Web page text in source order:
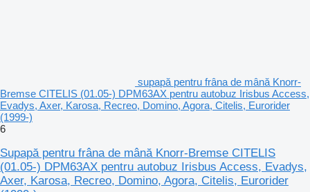
supapă pentru frâna de mână Knorr-
Bremse CITELIS (01.05-) DPM63AX pentru autobuz Irisbus Access,
Evadys, Axer, Karosa, Recreo, Domino, Agora, Citelis, Eurorider
(1999-)
6
Supapă pentru frâna de mână Knorr-Bremse CITELIS
(01.05-) DPM63AX pentru autobuz Irisbus Access, Evadys,
Axer, Karosa, Recreo, Domino, Agora, Citelis, Eurorider